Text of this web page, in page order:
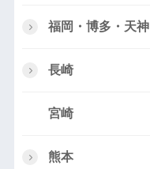
福岡・博多・天神
長崎
宮崎
熊本